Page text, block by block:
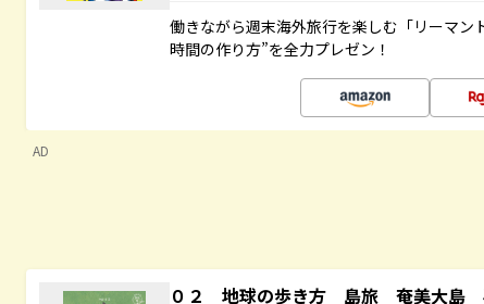
働きながら週末海外旅行を楽しむ「リーマ
時間の作り方”を全力プレゼン！
AD
０２ 地球の歩き方 島旅 奄美大島